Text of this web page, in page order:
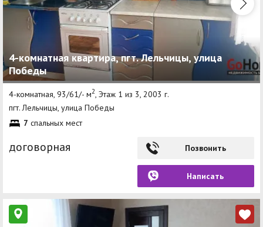
4-комнатная квартира, пгт. Лельчицы, улица
Победы
4-комнатная, 93/61/- м2 , Этаж 1 из 3, 2003 г.
пгт. Лельчицы, улица Победы
7 спальных мест
договорная Позвонить
Написать